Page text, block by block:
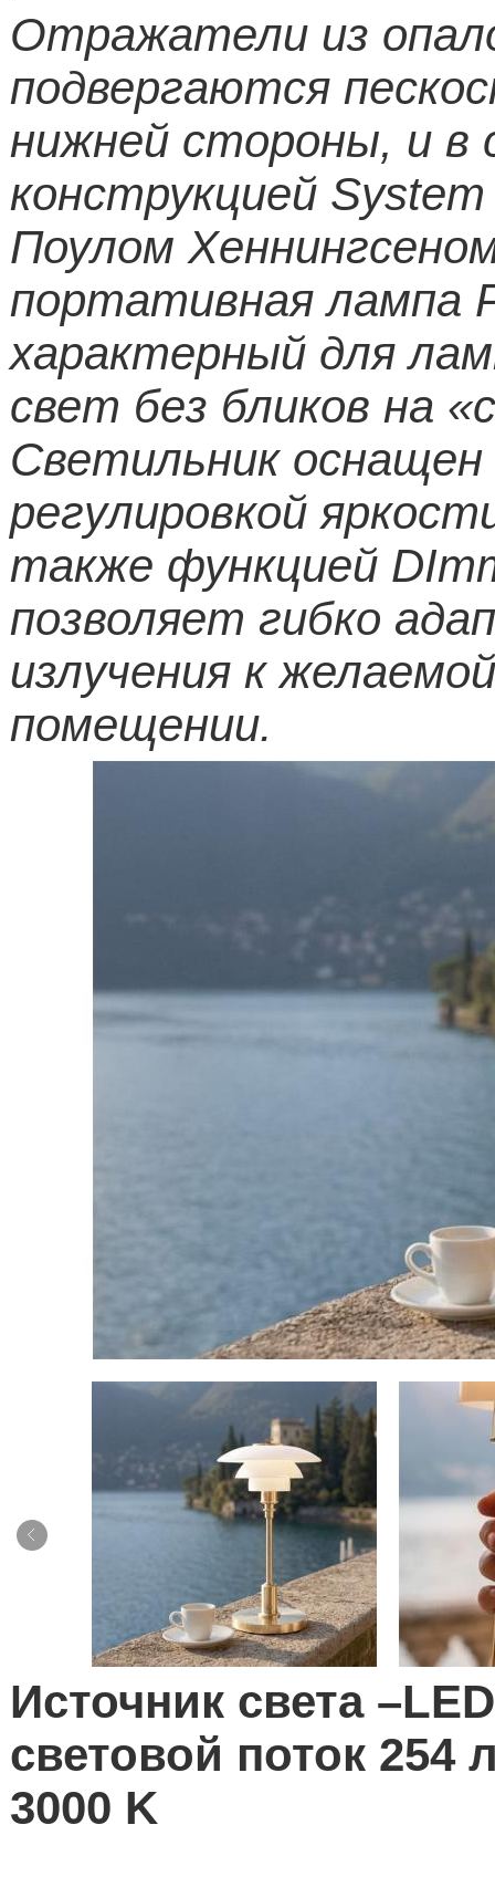
Отражатели из
подвергаются
нижней стороны, и в
конструкцией
Поулом
портативная лампа
характерный для
свет без бликов на
Светильник
регулировкой
также функцией
позволяет гибко
излучения к
помещении.
Источник света
световой поток 254
3000 K